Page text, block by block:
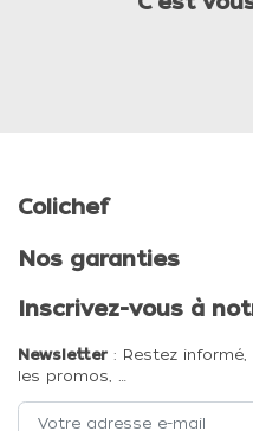
Colichef
Nos garanties
Inscrivez-vous à
Newsletter : Restez
les promos, …